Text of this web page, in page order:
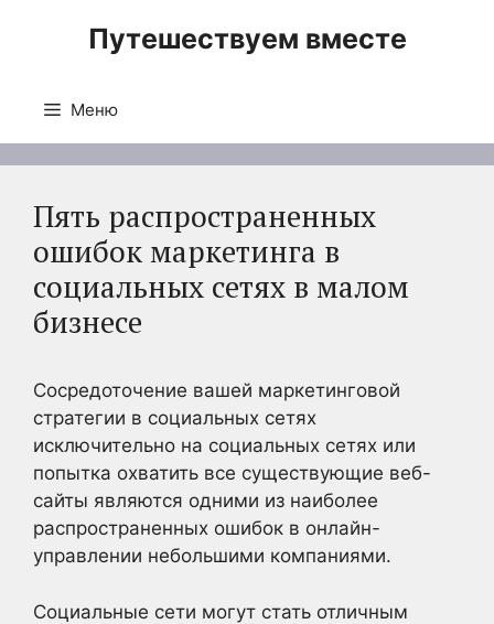
Путешествуем вместе
Меню
Пять распространенных
ошибок маркетинга в
социальных сетях в малом
бизнесе
Сосредоточение вашей маркетинговой
стратегии в социальных сетях
исключительно на социальных сетях или
попытка охватить все существующие веб-
сайты являются одними из наиболее
распространенных ошибок в онлайн-
управлении небольшими компаниями.
Социальные сети могут стать отличным